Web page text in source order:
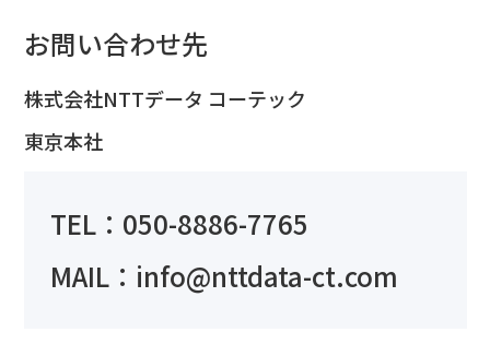
お問い合わせ先
株式会社NTTデータ コーテック
東京本社
TEL：050-8886-7765
MAIL：info@nttdata-ct.com